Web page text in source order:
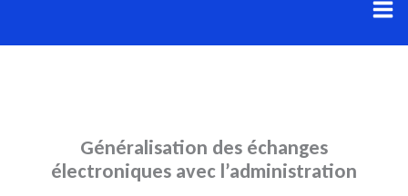
au
Généralisation des échanges
électroniques avec l’administration